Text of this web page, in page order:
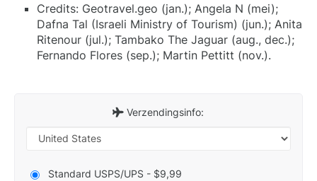
Credits: Geotravel.geo (jan.); Angela N (mei);
Dafna Tal (Israeli Ministry of Tourism) (jun.); Anita
Ritenour (jul.); Tambako The Jaguar (aug., dec.);
Fernando Flores (sep.); Martin Pettitt (nov.).
Verzendingsinfo:
Standard USPS/UPS - $9,99